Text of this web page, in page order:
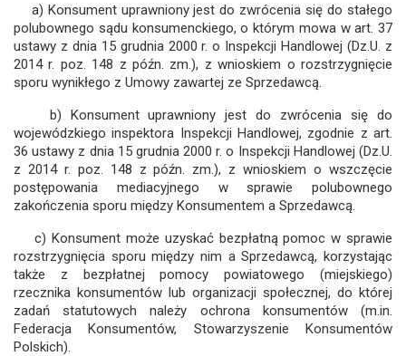
a) Konsument uprawniony jest do zwrócenia się do stałego
polubownego sądu konsumenckiego, o którym mowa w art. 37
ustawy z dnia 15 grudnia 2000 r. o Inspekcji Handlowej (Dz.U. z
2014 r. poz. 148 z późn. zm.), z wnioskiem o rozstrzygnięcie
sporu wynikłego z Umowy zawartej ze Sprzedawcą.
b) Konsument uprawniony jest do zwrócenia się do
wojewódzkiego inspektora Inspekcji Handlowej, zgodnie z art.
36 ustawy z dnia 15 grudnia 2000 r. o Inspekcji Handlowej (Dz.U.
z 2014 r. poz. 148 z późn. zm.), z wnioskiem o wszczęcie
postępowania mediacyjnego w sprawie polubownego
zakończenia sporu między Konsumentem a Sprzedawcą.
c) Konsument może uzyskać bezpłatną pomoc w sprawie
rozstrzygnięcia sporu między nim a Sprzedawcą, korzystając
także z bezpłatnej pomocy powiatowego (miejskiego)
rzecznika konsumentów lub organizacji społecznej, do której
zadań statutowych należy ochrona konsumentów (m.in.
Federacja Konsumentów, Stowarzyszenie Konsumentów
Polskich).